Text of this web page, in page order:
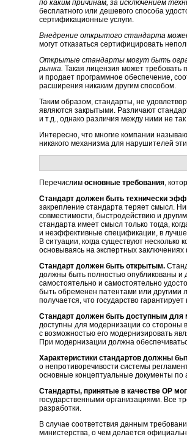
по каким причинам, за исключением
бесплатного или дешевого способа
сертификационные услуги.
Внедрение открытого стандарта
могут отказаться сертифицировать
Открытые стандарты могут быть
рынка. Такая лицензия может требовать
и продает программное обеспечение,
расширения никаким другим способом.
Таким образом, стандарты, не
являются закрытыми. Различают
и т.д., однако различия между ними не
Интересно, что многие компании
никакого механизма для нарушителей
Перечислим основные требования,
Стандарт должен быть технически
закрепление стандарта теряет смысл.
совместимости, быстродействию и
стандарта имеет смысл только тогда,
и неэффективные спецификации, в
В ситуации, когда существуют
основываясь на экспертных
Стандарт должен быть открытым.
должны быть полностью опубликованы и
самостоятельно и самостоятельно
быть обременен патентами или другими
получается, что государство гарантирует
Стандарт должен быть доступным для
доступны для модернизации со стороны
с возможностью его модернизировать
При модернизации должна
Характеристики стандартов должны
о непротиворечивости системы
основные концептуальные документы по
Стандарты, принятые в качестве ОР
государственными организациями. Все
разработки.
В случае соответствия данным
министерства, о чем делается